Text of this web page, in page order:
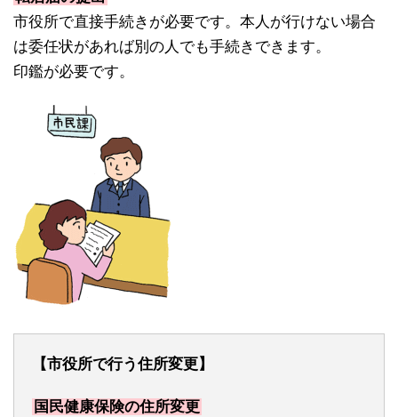
市役所で直接手続きが必要です。本人が行けない場合
は委任状があれば別の人でも手続きできます。
印鑑が必要です。
【市役所で行う住所変更】
国民健康保険の住所変更